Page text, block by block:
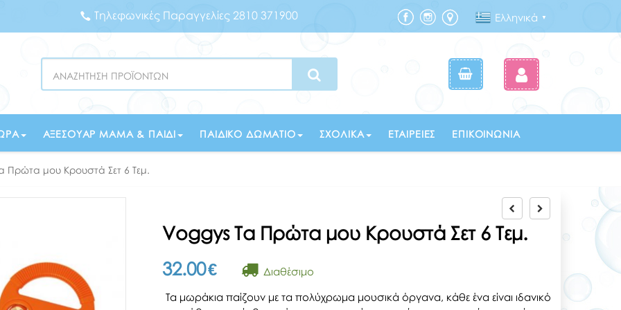
Τηλεφωνικές Παραγγελίες 2810 371900 Ελληνικά ▼
ΑΞΕΣΟΥΆΡ ΜΑΜΆ & ΠΑΙΔΊ ΠΑΙΔΙΚΌ ΔΩΜΆΤΙΟ ΣΧΟΛΙΚΆ ΕΤΑΙΡΕΊΕΣ ΕΠΙΚΟΙΝΩΝΊΑ
Πρώτα μου Κρουστά Σετ 6 Τεμ.
Voggys Τα Πρώτα μου Κρουστά Σετ 6 Τεμ.
32.00€ Διαθέσιμο
Τα μωράκια παίζουν με τα πολύχρωμα μουσικά όργανα, κάθε ένα είναι ιδανικό